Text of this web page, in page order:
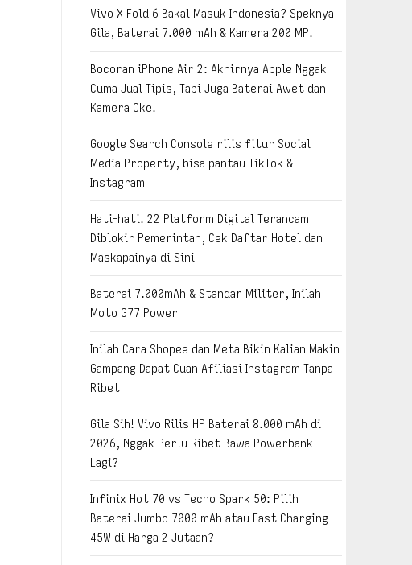
Vivo X Fold 6 Bakal Masuk Indonesia? Speknya
Gila, Baterai 7.000 mAh & Kamera 200 MP!
Bocoran iPhone Air 2: Akhirnya Apple Nggak
Cuma Jual Tipis, Tapi Juga Baterai Awet dan
Kamera Oke!
Google Search Console rilis fitur Social
Media Property, bisa pantau TikTok &
Instagram
Hati-hati! 22 Platform Digital Terancam
Diblokir Pemerintah, Cek Daftar Hotel dan
Maskapainya di Sini
Baterai 7.000mAh & Standar Militer, Inilah
Moto G77 Power
Inilah Cara Shopee dan Meta Bikin Kalian Makin
Gampang Dapat Cuan Afiliasi Instagram Tanpa
Ribet
Gila Sih! Vivo Rilis HP Baterai 8.000 mAh di
2026, Nggak Perlu Ribet Bawa Powerbank
Lagi?
Infinix Hot 70 vs Tecno Spark 50: Pilih
Baterai Jumbo 7000 mAh atau Fast Charging
45W di Harga 2 Jutaan?